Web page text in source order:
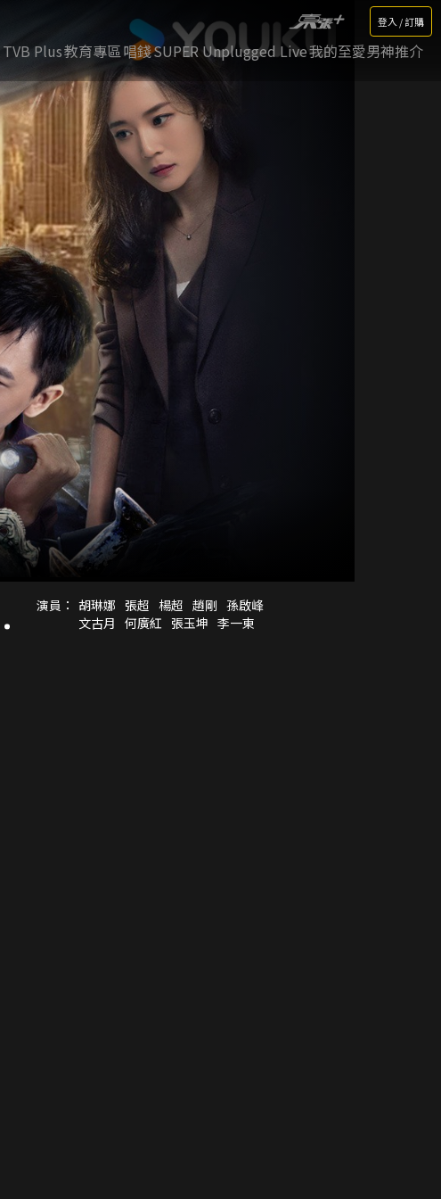
登入 / 訂購
TVB Plus教育專區唱錢SUPER Unplugged Live我的至愛男神推介
演員： 胡琳娜 張超 楊超 趙剛 孫啟峰
文古月 何廣紅 張玉坤 李一東